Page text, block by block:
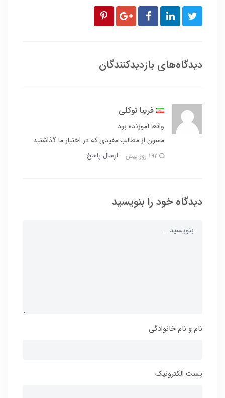
دیدگاه‌های بازدیدکنندگان
فریبا توکلی
واقعا آموزنده بود
ممنون از مطالب مفيدي که در اختيار ما گذاشتيد
ارسال پاسخ
دیدگاه خود را بنویسید
نام و نام خانوادگی
پست الکترونیک